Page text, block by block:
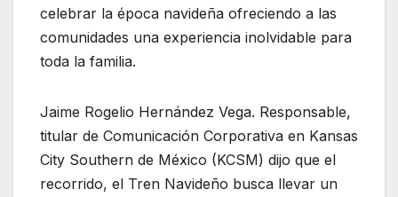
celebrar la época navideña ofreciendo a las
comunidades una experiencia inolvidable para
toda la familia.
Jaime Rogelio Hernández Vega. Responsable,
titular de Comunicación Corporativa en Kansas
City Southern de México (KCSM) dijo que el
recorrido, el Tren Navideño busca llevar un